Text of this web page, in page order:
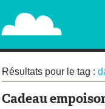
PAPERPLANE
STREET, AMBIENT,
Résultats pour le tag :
Cadeau